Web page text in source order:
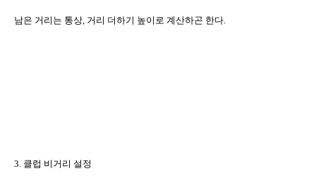
남은 거리는 통상, 거리 더하기 높이로 계산하곤 한다.
3. 클럽 비거리 설정